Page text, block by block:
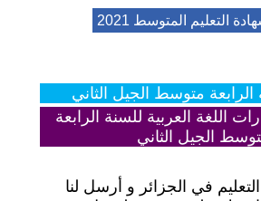
التعليم المتوسط 2021
متوسط الجيل الثاني
اللغة العربية للسنة الرابعة
الجيل الثاني
في الجزائر و أرسل لنا